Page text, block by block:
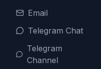
Email
Telegram Chat
Telegram
Channel